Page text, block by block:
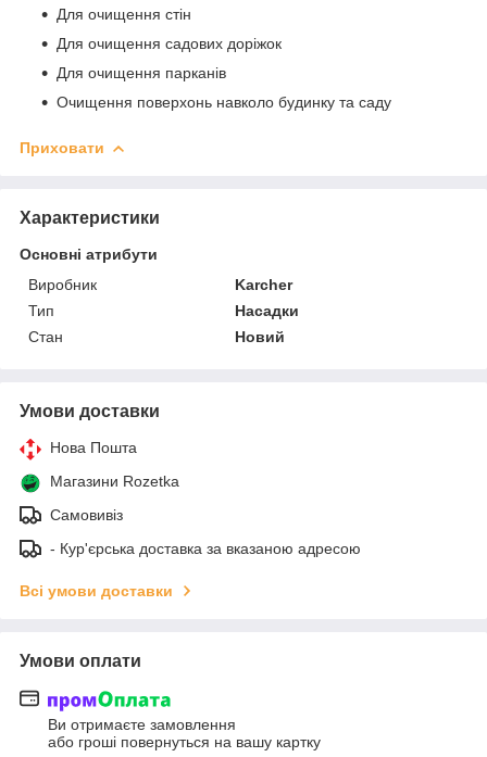
Для очищення стін
Для очищення садових доріжок
Для очищення парканів
Очищення поверхонь навколо будинку та саду
Приховати
Характеристики
Основні атрибути
Виробник
Karcher
Тип
Насадки
Стан
Новий
Умови доставки
Нова Пошта
Магазини Rozetka
Самовивіз
- Кур'єрська доставка за вказаною адресою
Всі умови доставки
Умови оплати
Ви отримаєте замовлення
або гроші повернуться на вашу картку